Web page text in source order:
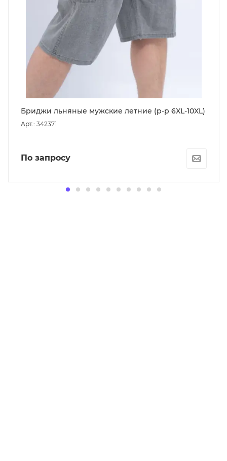
Бриджи льняные мужские летние (р-р 6XL-10XL)
Арт.: 342371
По запросу